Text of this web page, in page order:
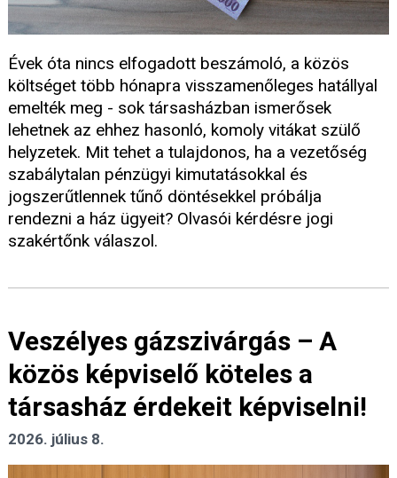
Évek óta nincs elfogadott beszámoló, a közös
költséget több hónapra visszamenőleges hatállyal
emelték meg - sok társasházban ismerősek
lehetnek az ehhez hasonló, komoly vitákat szülő
helyzetek. Mit tehet a tulajdonos, ha a vezetőség
szabálytalan pénzügyi kimutatásokkal és
jogszerűtlennek tűnő döntésekkel próbálja
rendezni a ház ügyeit? Olvasói kérdésre jogi
szakértőnk válaszol.
Veszélyes gázszivárgás – A
közös képviselő köteles a
társasház érdekeit képviselni!
2026. július 8.